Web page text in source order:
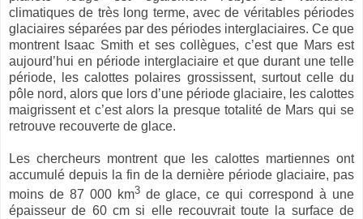
climatiques de très long terme, avec de véritables périodes
glaciaires séparées par des périodes interglaciaires. Ce que
montrent Isaac Smith et ses collègues, c’est que Mars est
aujourd’hui en période interglaciaire et que durant une telle
période, les calottes polaires grossissent, surtout celle du
pôle nord, alors que lors d’une période glaciaire, les calottes
maigrissent et c’est alors la presque totalité de Mars qui se
retrouve recouverte de glace.
Les chercheurs montrent que les calottes martiennes ont
accumulé depuis la fin de la dernière période glaciaire, pas
moins de 87 000 km3de glace, ce qui correspond à une
épaisseur de 60 cm si elle recouvrait toute la surface de